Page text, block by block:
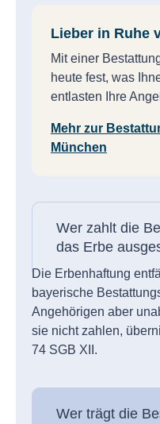
Lieber in Ruhe
Mit einer
heute fest, was
entlasten Ihre
Mehr zur
München
Wer zahlt die
das Erbe
Die Erbenhaftung
bayerische
Angehörigen aber
sie nicht zahlen,
74 SGB XII.
Wer trägt die